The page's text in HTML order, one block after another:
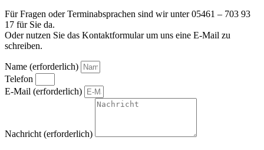
Für Fragen oder Terminabsprachen sind wir unter 05461 – 703 93
17 für Sie da.
Oder nutzen Sie das Kontaktformular um uns eine E-Mail zu
schreiben.
Name (erforderlich)
Telefon
E-Mail (erforderlich)
Nachricht (erforderlich)